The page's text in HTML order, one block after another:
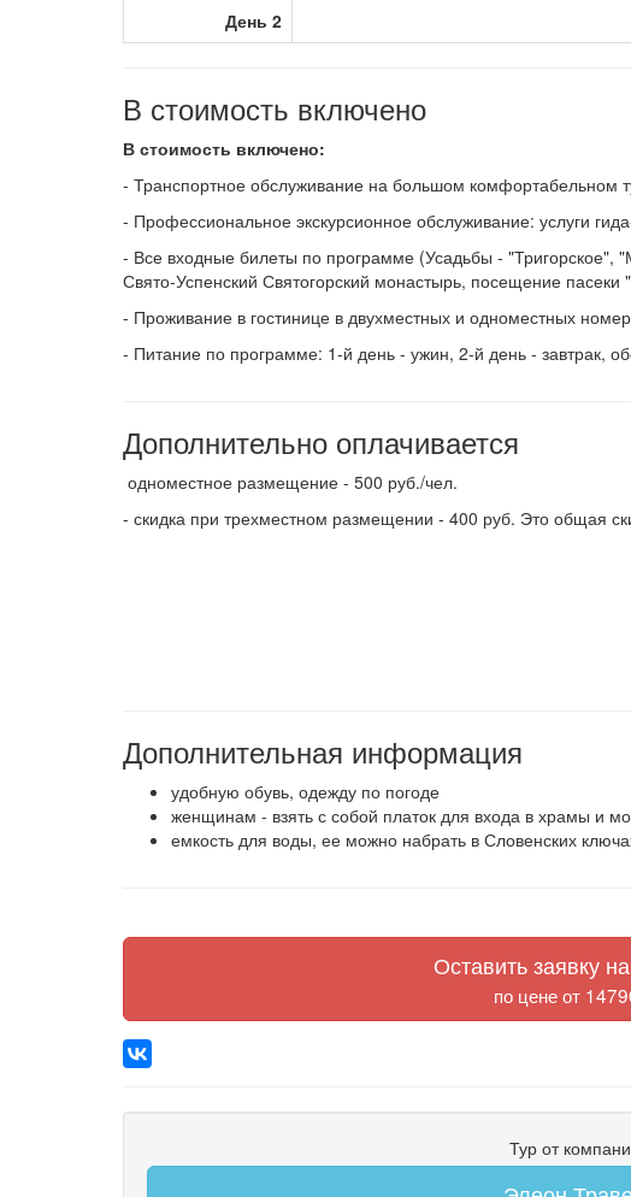
День 2
В стоимость включено
В стоимость включено:
- Транспортное обслуживание на большом комфортабельном
- Профессиональное экскурсионное обслуживание: услуги
- Все входные билеты по программе (Усадьбы - "Тригорское",
Свято-Успенский Святогорский монастырь, посещение
- Проживание в гостинице в двухместных и одноместных
- Питание по программе: 1-й день - ужин, 2-й день - завтрак,
Дополнительно оплачивается
одноместное размещение - 500 руб./чел.
- скидка при трехместном размещении - 400 руб. Это общая
Дополнительная информация
удобную обувь, одежду по погоде
женщинам - взять с собой платок для входа в храмы и
емкость для воды, ее можно набрать в Словенских
Оставить заявку
по цене от
Тур от